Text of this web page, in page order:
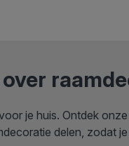
je huis. Ontdek
delen, zodat